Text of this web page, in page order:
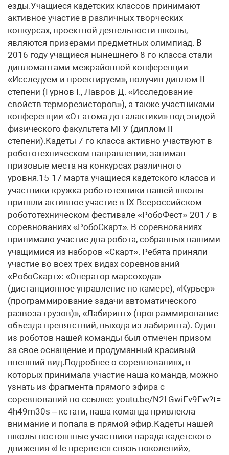
езды.Учащиеся кадетских классов принимают
активное участие в различных творческих
конкурсах, проектной деятельности школы,
являются призерами предметных олимпиад. В
2016 году учащиеся нынешнего 8-го класса стали
дипломантами межрайонной конференции
«Исследуем и проектируем», получив диплом II
степени (Гурнов Г., Лавров Д. «Исследование
свойств терморезисторов»), а также участниками
конференции «От атома до галактики» под эгидой
физического факультета МГУ (диплом II
степени).Кадеты 7-го класса активно участвуют в
робототехническом направлении, занимая
призовые места на конкурсах различного
уровня.15-17 марта учащиеся кадетского класса и
участники кружка робототехники нашей школы
приняли активное участие в IX Всероссийском
робототехническом фестивале «РобоФест»-2017 в
соревнованиях «РобоСкарт». В соревнованиях
принимало участие два робота, собранных нашими
учащимися из наборов «Скарт». Ребята приняли
участие во всех трех видах соревнований
«РобоСкарт»: «Оператор марсохода»
(дистанционное управление по камере), «Курьер»
(программирование задачи автоматического
развоза грузов)», «Лабиринт» (программирование
объезда препятствий, выхода из лабиринта). Один
из роботов нашей команды был отмечен призом
за свое оснащение и продуманный красивый
внешний вид.Подробнее о соревнованиях, в
которых принимала участие наша команда, можно
узнать из фрагмента прямого эфира с
соревнований по ссылке: youtu.be/N2LGwiEv9Ew?t=
4h49m30s – кстати, наша команда привлекла
внимание и попала в прямой эфир.Кадеты нашей
школы постоянные участники парада кадетского
движения «Не прервется связь поколений»,